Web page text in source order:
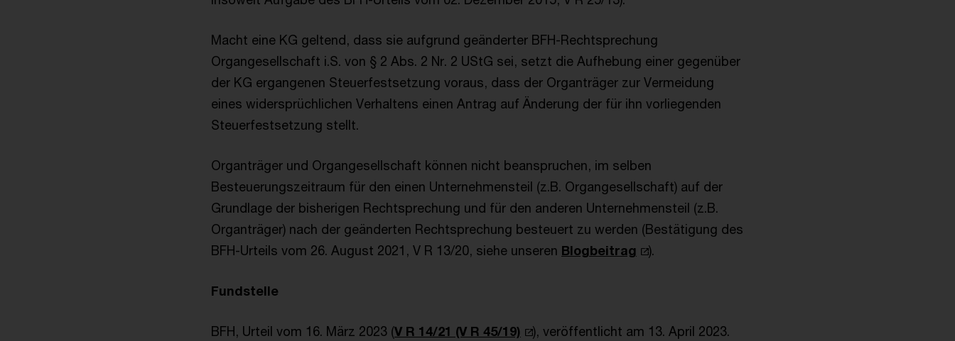
Macht eine KG geltend, dass sie aufgrund geänderter BFH-Rechtsprechung
Organgesellschaft i.S. von § 2 Abs. 2 Nr. 2 UStG sei, setzt die Aufhebung einer gegenüber
der KG ergangenen Steuerfestsetzung voraus, dass der Organträger zur Vermeidung
eines widersprüchlichen Verhaltens einen Antrag auf Änderung der für ihn vorliegenden
Steuerfestsetzung stellt.
Organträger und Organgesellschaft können nicht beanspruchen, im selben
Besteuerungszeitraum für den einen Unternehmensteil (z.B. Organgesellschaft) auf der
Grundlage der bisherigen Rechtsprechung und für den anderen Unternehmensteil (z.B.
Organträger) nach der geänderten Rechtsprechung besteuert zu werden (Bestätigung des
BFH-Urteils vom 26. August 2021, V R 13/20, siehe unseren Blogbeitrag ).
Fundstelle
BFH, Urteil vom 16. März 2023 (V R 14/21 (V R 45/19) ), veröffentlicht am 13. April 2023.